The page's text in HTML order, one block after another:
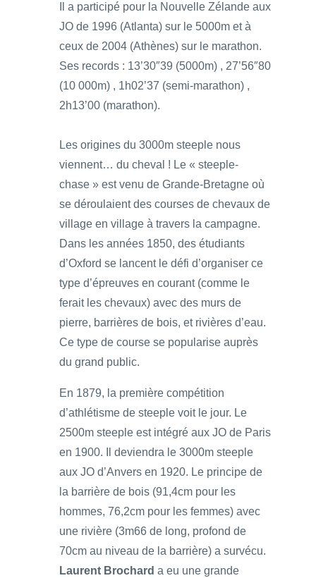
Il a participé pour la Nouvelle Zélande aux
JO de 1996 (Atlanta) sur le 5000m et à
ceux de 2004 (Athènes) sur le marathon.
Ses records : 13’30″39 (5000m) , 27’56″80
(10 000m) , 1h02’37 (semi-marathon) ,
2h13’00 (marathon).
Les origines du 3000m steeple nous
viennent… du cheval ! Le « steeple-
chase » est venu de Grande-Bretagne où
se déroulaient des courses de chevaux de
village en village à travers la campagne.
Dans les années 1850, des étudiants
d’Oxford se lancent le défi d’organiser ce
type d’épreuves en courant (comme le
ferait les chevaux) avec des murs de
pierre, barrières de bois, et rivières d’eau.
Ce type de course se popularise auprès
du grand public.
En 1879, la première compétition
d’athlétisme de steeple voit le jour. Le
2500m steeple est intégré aux JO de Paris
en 1900. Il deviendra le 3000m steeple
aux JO d’Anvers en 1920. Le principe de
la barrière de bois (91,4cm pour les
hommes, 76,2cm pour les femmes) avec
une rivière (3m66 de long, profond de
70cm au niveau de la barrière) a survécu.
Laurent Brochard a eu une grande